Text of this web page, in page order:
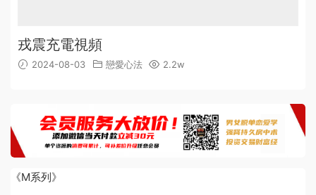
戎震充電視頻
2024-08-03 戀愛心法 2.2w
《M系列》